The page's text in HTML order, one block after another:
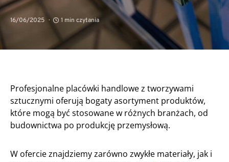
16/06/2025 1 min czytania
Profesjonalne placówki handlowe z tworzywami
sztucznymi oferują bogaty asortyment produktów,
które mogą być stosowane w różnych branżach, od
budownictwa po produkcję przemysłową.
W ofercie znajdziemy zarówno zwykłe materiały, jak i